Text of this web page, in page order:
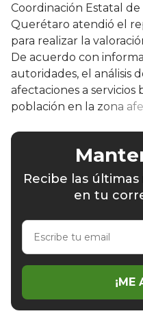
Coordinación Estatal
Querétaro atendió el
para realizar la
De acuerdo con
autoridades, el análisis
afectaciones a servicios
población en la zona
Recibe las
en tu
Escribe
email
¡ME